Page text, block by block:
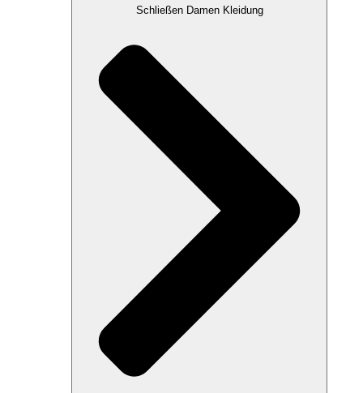
Schließen Damen Kleidung